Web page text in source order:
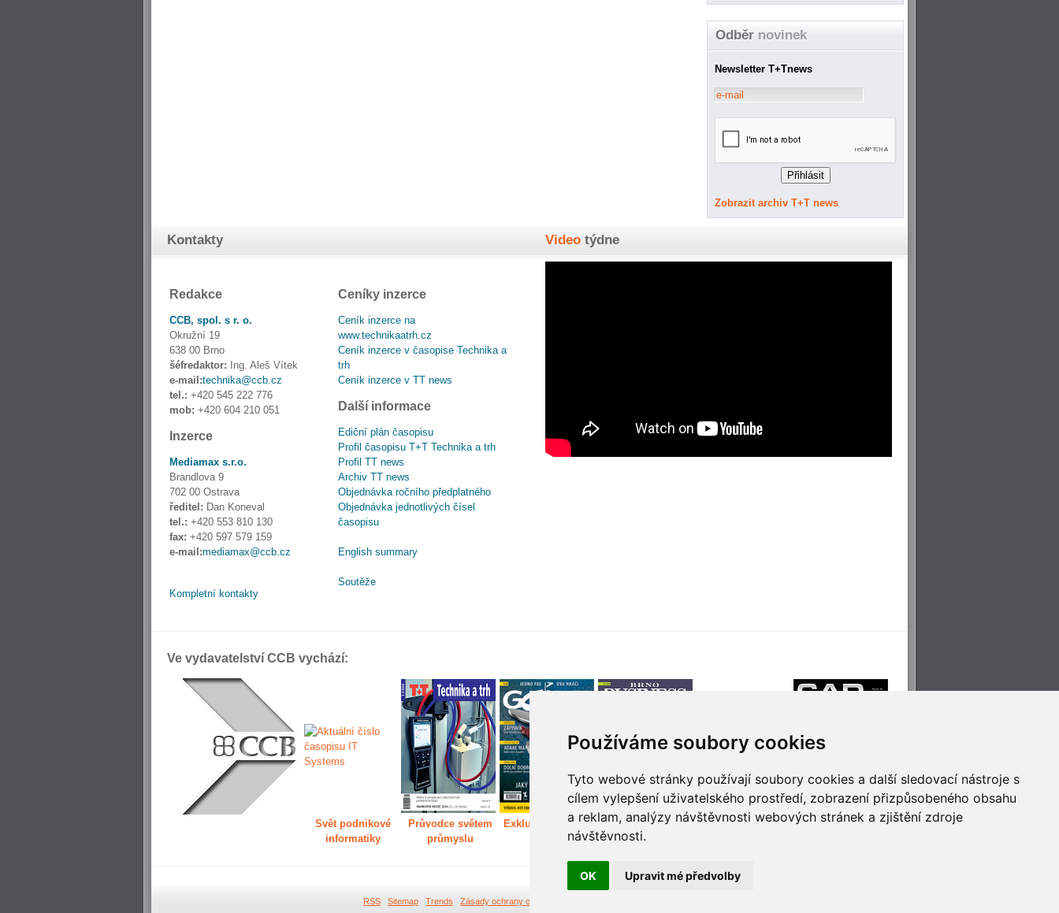
Používáme soubory cookies
Tyto webové stránky používají soubory cookies a další sledovací nástroje s
cílem vylepšení uživatelského prostředí, zobrazení přizpůsobeného obsahu
a reklam, analýzy návštěvnosti webových stránek a zjištění zdroje
návštěvnosti.
OK Upravit mé předvolby
Odběr novinek
Newsletter T+Tnews
Zobrazit archiv T+T news
Kontakty
Redakce
CCB, spol. s r. o.
Okružní 19
638 00 Brno
šéfredaktor: Ing. Aleš Vítek
e-mail:technika@ccb.cz
tel.: +420 545 222 776
mob: +420 604 210 051
Inzerce
Mediamax s.r.o.
Brandlova 9
702 00 Ostrava
ředitel: Dan Koneval
tel.: +420 553 810 130
fax: +420 597 579 159
e-mail:mediamax@ccb.cz
Kompletní kontakty
Ceníky inzerce
Ceník inzerce na
www.technikaatrh.cz
Ceník inzerce v časopise Technika a
trh
Ceník inzerce v TT news
Další informace
Ediční plán časopisu
Profil časopisu T+T Technika a trh
Profil TT news
Archiv TT news
Objednávka ročního předplatného
Objednávka jednotlivých čísel
časopisu
English summary
Soutěže
Video týdne
Ve vydavatelství CCB vychází:
Svět podnikové
informatiky
Průvodce světem
průmyslu
Exkluzivně světem
Děláme Brno větší Příjemné cestování
Technologie pro
RSS Sitemap Trends Zásady ochrany osobních údajů